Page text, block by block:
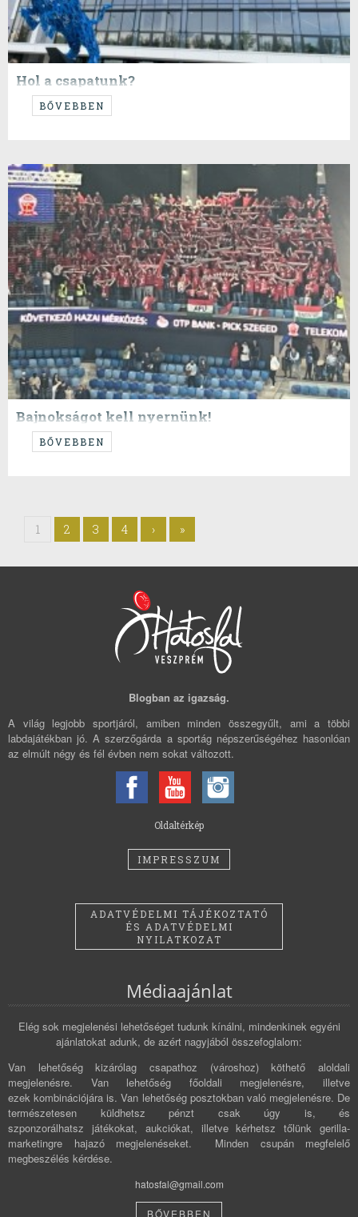
Hol a csapatunk?
BŐVEBBEN
Bajnokságot kell nyernünk!
...ehhez pedig két győzelem kell!
BŐVEBBEN
1 2 3 4 › »
Blogban az igazság.
A világ legjobb sportjáról, amiben minden összegyűlt, ami a többi
labdajátékban jó. A szerzőgárda a sportág népszerűségéhez hasonlóan
az elmúlt négy és fél évben nem sokat változott.
Oldaltérkép
IMPRESSZUM
ADATVÉDELMI TÁJÉKOZTATÓ
ÉS ADATVÉDELMI
NYILATKOZAT
Médiaajánlat
Elég sok megjelenési lehetőséget tudunk kínálni, mindenkinek egyéni
ajánlatokat adunk, de azért nagyjából összefoglalom:
Van lehetőség kizárólag csapathoz (városhoz) köthető aloldali
megjelenésre. Van lehetőség főoldali megjelenésre, illetve
ezek kombinációjára is. Van lehetőség posztokban való megjelenésre. De
természetesen küldhetsz pénzt csak úgy is, és
szponzorálhatsz játékokat, aukciókat, illetve kérhetsz tőlünk gerilla-
marketingre hajazó megjelenéseket. Minden csupán megfelelő
megbeszélés kérdése.
hatosfal@gmail.com
BŐVEBBEN